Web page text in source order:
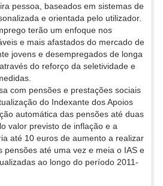
pessoa, baseados em sistemas de
e orientada pelo utilizador.
terão um enfoque nos
e mais afastados do mercado de
jovens e desempregados de longa
do reforço da seletividade e
com pensões e prestações sociais
do Indexante dos Apoios
automática das pensões até duas
valor previsto de inflação e a
até 10 euros de aumento a realizar
pensões até uma vez e meia o IAS e
ao longo do período 2011-